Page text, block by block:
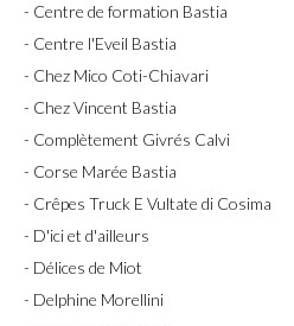
- Centre de formation Bastia
- Centre l'Eveil Bastia
- Chez Mico Coti-Chiavari
- Chez Vincent Bastia
- Complètement Givrés Calvi
- Corse Marée Bastia
- Crêpes Truck E Vultate di Cosima
- D'ici et d'ailleurs
- Délices de Miot
- Delphine Morellini